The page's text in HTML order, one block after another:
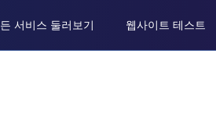
서비스 둘러보기 웹사이트 테스트